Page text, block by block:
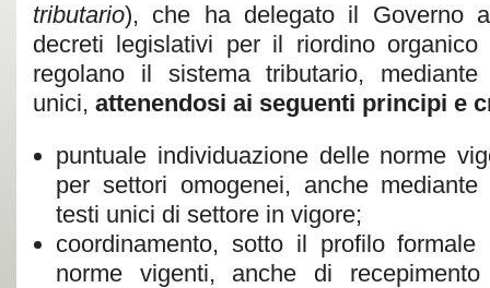
tributario), che ha delegato il Governo
decreti legislativi per il riordino
regolano il sistema tributario,
unici, attenendosi ai seguenti principi e
puntuale individuazione delle norme
per settori omogenei, anche mediante
testi unici di settore in vigore;
coordinamento, sotto il profilo
norme vigenti, anche di